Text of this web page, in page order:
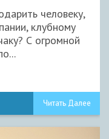
человеку,
клубному
С огромной
Читать Далее